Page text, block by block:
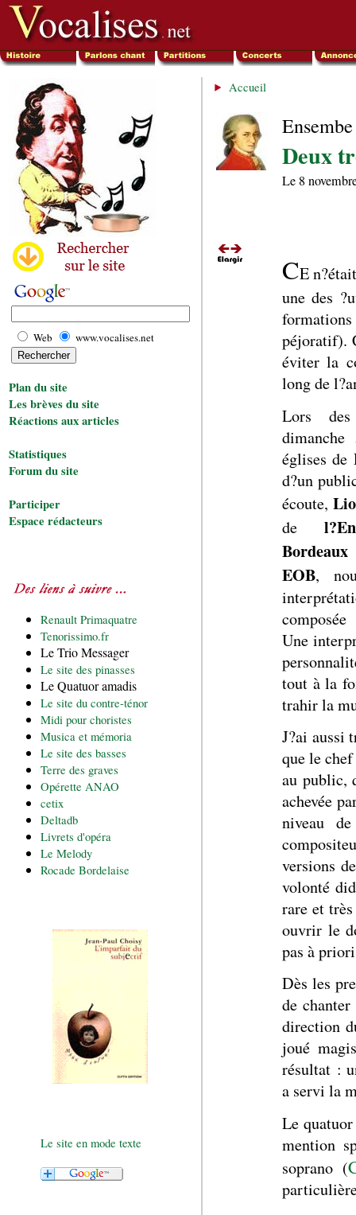
Web www.vocalises.net
Plan du site
Les brèves du site
Réactions aux articles
Statistiques
Forum du site
Participer
Espace rédacteurs
Renault Primaquatre
Tenorissimo.fr
Le Trio Messager
Le site des pinasses
Le Quatuor amadis
Le site du contre-ténor
Midi pour choristes
Musica et mémoria
Le site des basses
Terre des graves
Opérette ANAO
cetix
Deltadb
Livrets d'opéra
Le Melody
Rocade Bordelaise
Le site en mode texte
Accueil
Deux
Le 8
CE
une des
péjoratif).
éviter la
long de
Lors
églises de
d?un
écoute,
de
EOB,
Une
tout à la
trahir la
J?ai aussi
que le
au public,
achevée
niveau
versions
volonté
rare et
ouvrir le
pas à
Dès les
de
direction
joué
résultat :
a servi la
Le
mention
soprano (